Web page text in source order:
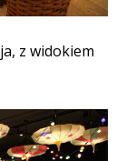
z widokiem